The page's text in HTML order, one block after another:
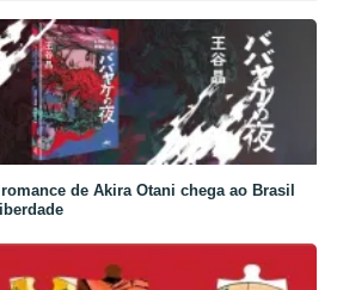
de Akira Otani chega ao Brasil